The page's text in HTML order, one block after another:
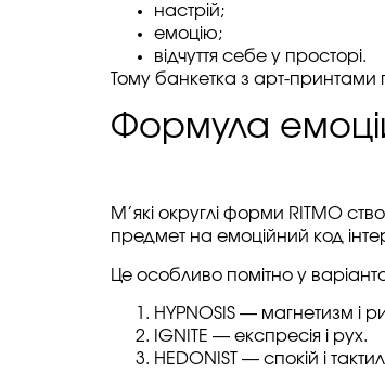
настрій;
емоцію;
відчуття себе у просторі.
Тому банкетка з арт-
Формула
М’які округлі форми RITMO
предмет на емоційний код
Це особливо помітно у
HYPNOSIS — магнетизм і
IGNITE — експресія і рух.
HEDONIST — спокій і